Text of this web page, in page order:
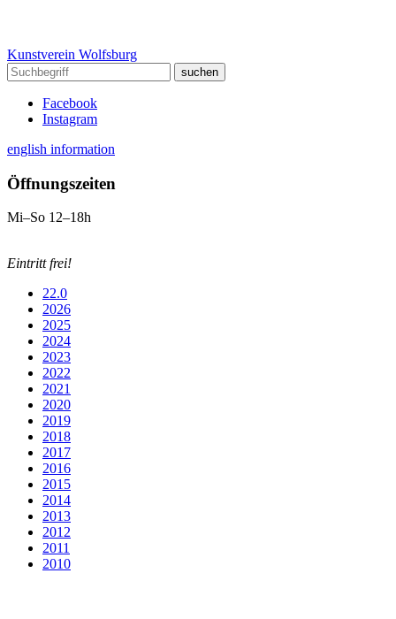
Kunstverein Wolfsburg
Facebook
Instagram
english information
Öffnungszeiten
Mi–So 12–18h
Eintritt frei!
22.0
2026
2025
2024
2023
2022
2021
2020
2019
2018
2017
2016
2015
2014
2013
2012
2011
2010